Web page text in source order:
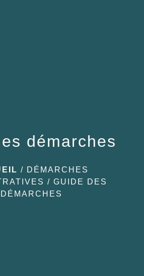
démarches
/ DÉMARCHES
/ GUIDE DES
DÉMARCHES